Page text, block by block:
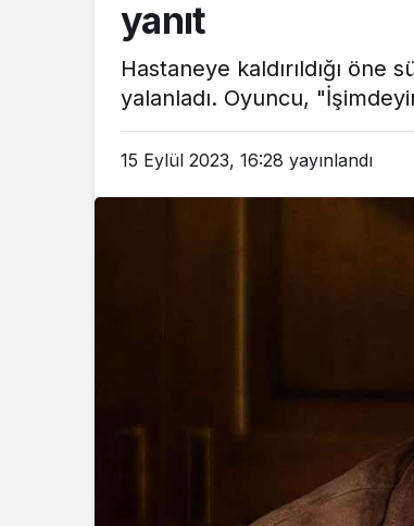
yanıt
Hastaneye kaldırıldığı
yalanladı. Oyuncu,
15 Eylül 2023, 16:28 yayınlandı